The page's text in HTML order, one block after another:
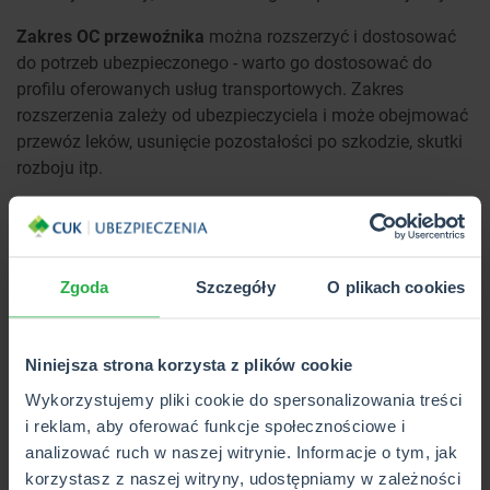
Zgoda Szczegóły O plikach cookies
Niniejsza strona korzysta z plików cookie
Wykorzystujemy pliki cookie do spersonalizowania treści
i reklam, aby oferować funkcje społecznościowe i
analizować ruch w naszej witrynie. Informacje o tym, jak
korzystasz z naszej witryny, udostępniamy w zależności
Zakres OC przewoźnika można rozszerzyć i dostosować
do potrzeb ubezpieczonego - warto go dostosować do
profilu oferowanych usług transportowych. Zakres
rozszerzenia zależy od ubezpieczyciela i może obejmować
przewóz leków, usunięcie pozostałości po szkodzie, skutki
rozboju itp.
Kto powinien skorzystać z
drogowego?
którychprzewóz towarówjest podstawową działalnością
zarobkową. Producent wyrobów, który chce je samodzielnie
przetransportować, nie może skorzystać z takiego
ubezpieczenia (dla niego odpowiednie będzie
ubezpieczenie CARGO).